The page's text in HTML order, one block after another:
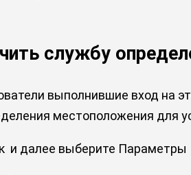
службу
выполнившие вход на
местоположения для
и далее выберите Параметры